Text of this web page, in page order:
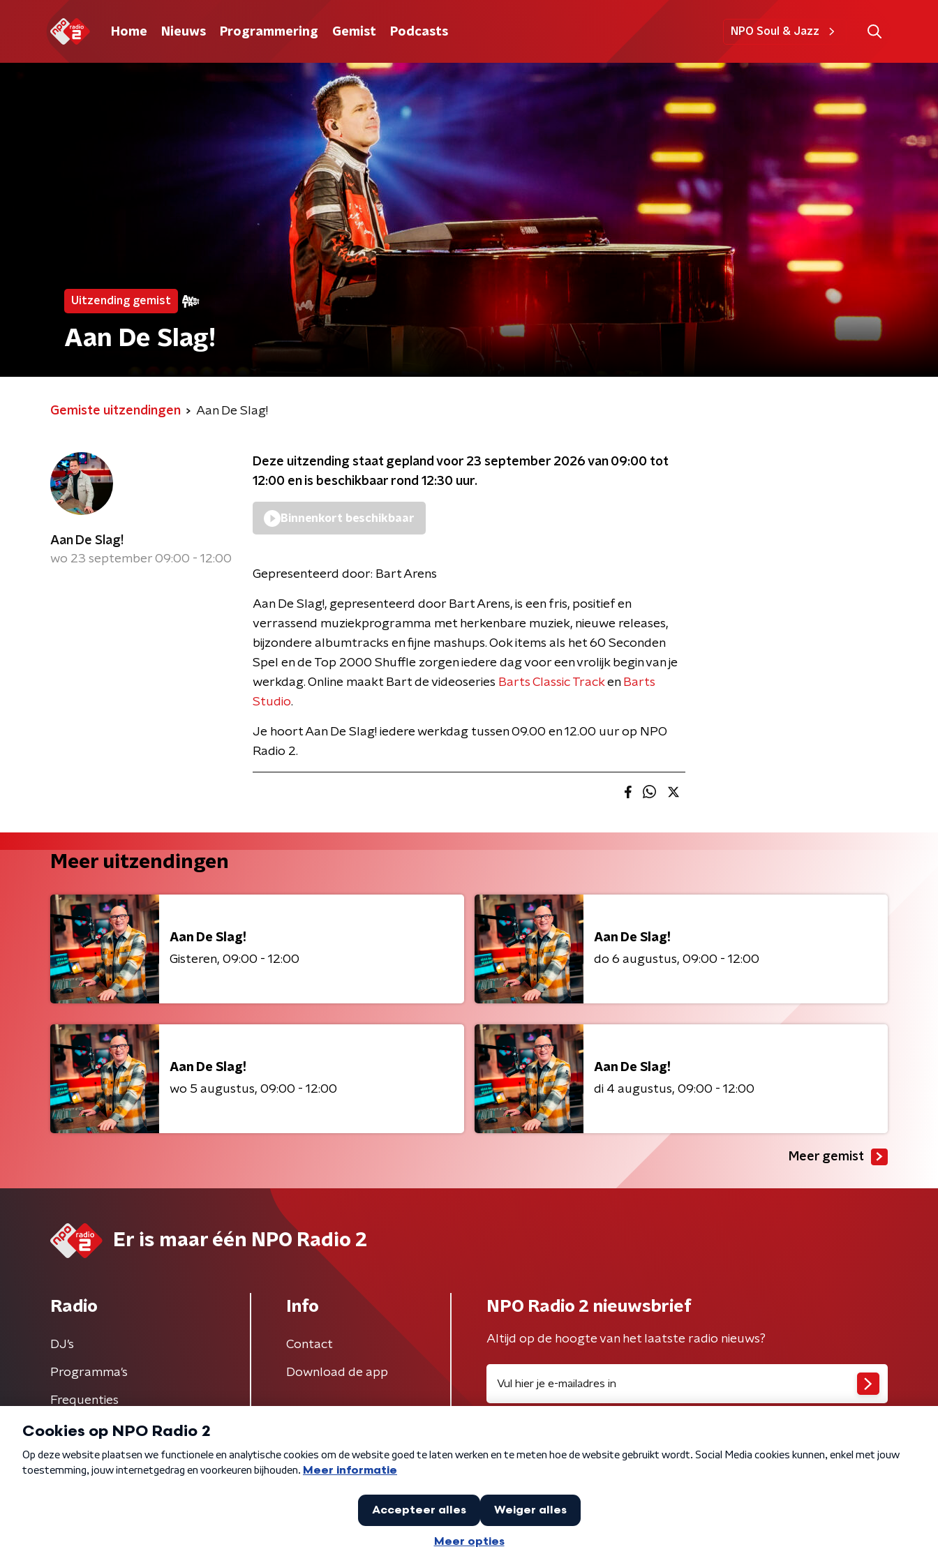
Home Nieuws Programmering Gemist Podcasts NPO Soul & Jazz
Uitzending gemist
Aan De Slag!
Gemiste uitzendingen Aan De Slag!
Aan De Slag!
wo 23 september 09:00 - 12:00
Deze uitzending staat gepland voor 23 september 2026 van 09:00 tot
12:00 en is beschikbaar rond 12:30 uur.
Binnenkort beschikbaar
Gepresenteerd door: Bart Arens
Aan De Slag!, gepresenteerd door Bart Arens, is een fris, positief en
verrassend muziekprogramma met herkenbare muziek, nieuwe releases,
bijzondere albumtracks en fijne mashups. Ook items als het 60 Seconden
Spel en de Top 2000 Shuffle zorgen iedere dag voor een vrolijk begin van je
werkdag. Online maakt Bart de videoseries Barts Classic Tracken Barts
Studio.
Je hoort Aan De Slag! iedere werkdag tussen 09.00 en 12.00 uur op NPO
Radio 2.
Meer uitzendingen
Aan De Slag!
Gisteren 09:00 - 12:00
Aan De Slag!
do 6 augustus 09:00 - 12:00
Aan De Slag!
wo 5 augustus 09:00 - 12:00
Aan De Slag!
di 4 augustus 09:00 - 12:00
Meer gemist
Er is maar één NPO Radio 2
Radio
DJ’s
Programma's
Frequenties
Info
Contact
Download de app
NPO Radio 2 nieuwsbrief
Altijd op de hoogte van het laatste radio nieuws?
Algemene voorwaarden Privacybeleid